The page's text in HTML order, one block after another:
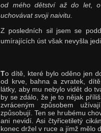
od mého dětství až do let,
uchovávat svoji naivitu.
Z posledních sil jsem se
umírajících úst však nevyšla
To dítě, které bylo oděno jen
od krve, bahna a zvratek,
látky, aby mu nebylo vidět do
by se zdálo, že je to nějak
zvráceným způsobem
způsobují. Ten se hrubému
ani nevidí. Asi čtyřicetiletý
konec držel v ruce a jímž mělo